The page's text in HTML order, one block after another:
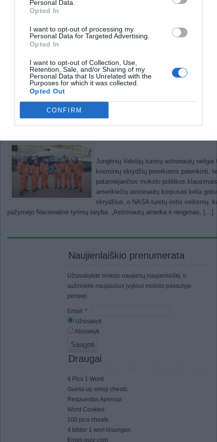
Personal Data.
Opted In
I want to opt-out of processing my
Personal Data for Targeted Advertising.
Opted In
I want to opt-out of Collection, Use,
Retention, Sale, and/or Sharing of my
Personal Data that Is Unrelated with the
Purposes for which it was collected.
Opted Out
CONFIRM
Dėl šios priežasties regime išmetamus
paviršiuje. Vis dėlto, šis suaktyvėjimas
rimsta ir žengia į „ilgo miego periodą“.
Jungtinių Valstijų turimų astronautų
kosminių skrydžių poreikiams patenkinti,
patarinėjančios mokslo politikos
amerikiečių astronautų korpusas kelia
skrydžius, o NASA turėtų imtis veiksmų,
pažymėjo Nacionalinė tyrimų taryba. „Astronautų atranka ir rengimas, […]
Naujienlaiškio prenumerata
Užsisakykite mokslo naujienų naujienlaiškį, ir
sužinokite naujausius įvykius mokslo pasaulyje
pirmieji.
Email: *
Užsisakyti
Atsisakyti
Draugai
4 Pics 1 Word
Guess up emoji cheats
Respuestas Apensar
Word Cookies
100 pics cheats
4 bilder 1 wort lösungen
Emoji-quiz.com